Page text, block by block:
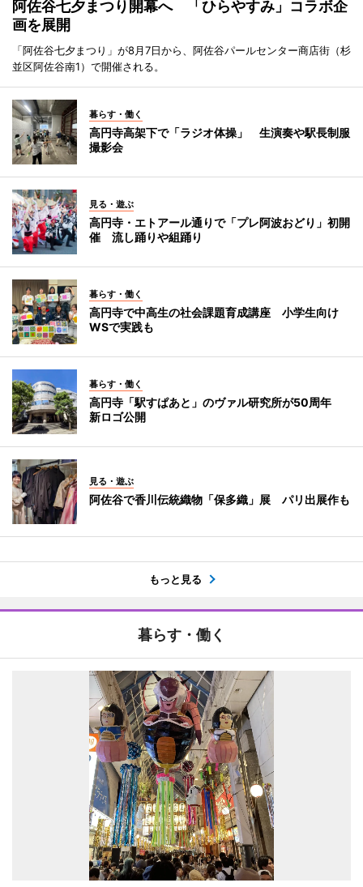
阿佐谷七夕まつり開幕へ 「ひらやすみ」コラボ企
画を展開
「阿佐谷七夕まつり」が8月7日から、阿佐谷パールセンター商店街（杉
並区阿佐谷南1）で開催される。
暮らす・働く
高円寺高架下で「ラジオ体操」 生演奏や駅長制服
撮影会
見る・遊ぶ
高円寺・エトアール通りで「プレ阿波おどり」初開
催 流し踊りや組踊り
暮らす・働く
高円寺で中高生の社会課題育成講座 小学生向け
WSで実践も
暮らす・働く
高円寺「駅すぱあと」のヴァル研究所が50周年
新ロゴ公開
見る・遊ぶ
阿佐谷で香川伝統織物「保多織」展 パリ出展作も
もっと見る
暮らす・働く